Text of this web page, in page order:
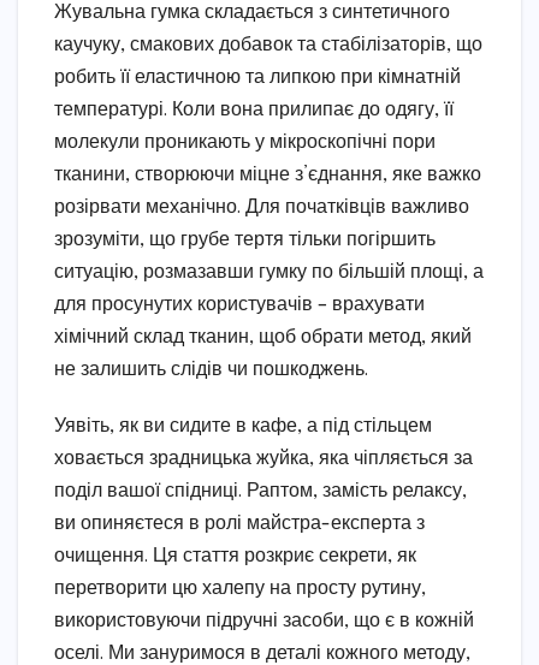
Жувальна гумка складається з синтетичного
каучуку, смакових добавок та стабілізаторів, що
робить її еластичною та липкою при кімнатній
температурі. Коли вона прилипає до одягу, її
молекули проникають у мікроскопічні пори
тканини, створюючи міцне з’єднання, яке важко
розірвати механічно. Для початківців важливо
зрозуміти, що грубе тертя тільки погіршить
ситуацію, розмазавши гумку по більшій площі, а
для просунутих користувачів – врахувати
хімічний склад тканин, щоб обрати метод, який
не залишить слідів чи пошкоджень.
Уявіть, як ви сидите в кафе, а під стільцем
ховається зрадницька жуйка, яка чіпляється за
поділ вашої спідниці. Раптом, замість релаксу,
ви опиняєтеся в ролі майстра-експерта з
очищення. Ця стаття розкриє секрети, як
перетворити цю халепу на просту рутину,
використовуючи підручні засоби, що є в кожній
оселі. Ми зануримося в деталі кожного методу,